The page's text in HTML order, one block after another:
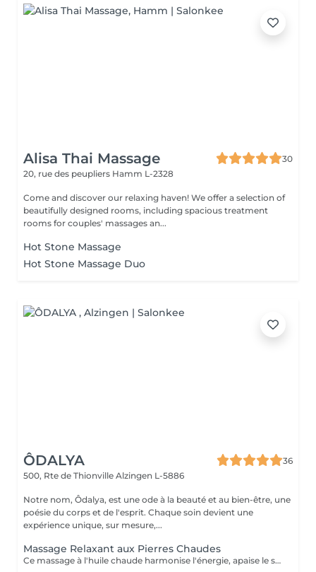
Alisa Thai Massage
30
20, rue des peupliers Hamm L-2328
Come and discover our relaxing haven! We offer a selection of
beautifully designed rooms, including spacious treatment
rooms for couples' massages an...
Hot Stone Massage
Hot Stone Massage Duo
ÔDALYA
36
500, Rte de Thionville Alzingen L-5886
Notre nom, Ôdalya, est une ode à la beauté et au bien-être, une
poésie du corps et de l'esprit. Chaque soin devient une
expérience unique, sur mesure,...
Massage Relaxant aux Pierres Chaudes
Ce massage à l'huile chaude harmonise l'énergie, apaise le système nerveux et procure une sensation de bien-être intense. La chaleur diffuse des pierres de lave aide à libérer les tensions musculaires et procurer une détente absolue. Idéal pour évacuer le stress et retrouver un équilibre profond.